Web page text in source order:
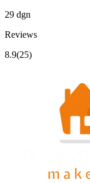
29 dgn
Reviews
8.9(25)